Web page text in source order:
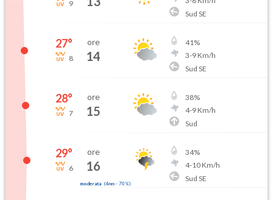
9
Sud SE
27°
8
ore
14
41%
3-9Km/h
Sud SE
28°
7
ore
15
38%
4-9Km/h
Sud
29°
6
ore
16
moderata (4mm- 70 %)
34%
4-10Km/h
Sud SE